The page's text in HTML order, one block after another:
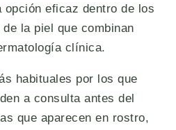
opción eficaz dentro de los
la piel que combinan
clínica.
habituales por los que
a consulta antes del
que aparecen en rostro,